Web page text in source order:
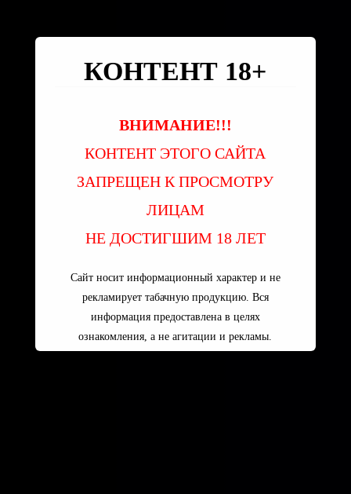
КОНТЕНТ 18+
ВНИМАНИЕ!!!
КОНТЕНТ ЭТОГО САЙТА
ЗАПРЕЩЕН К ПРОСМОТРУ
ЛИЦАМ
НЕ ДОСТИГШИМ 18 ЛЕТ
Сайт носит информационный характер и не
рекламирует табачную продукцию. Вся
информация предоставлена в целях
ознакомления, а не агитации и рекламы.